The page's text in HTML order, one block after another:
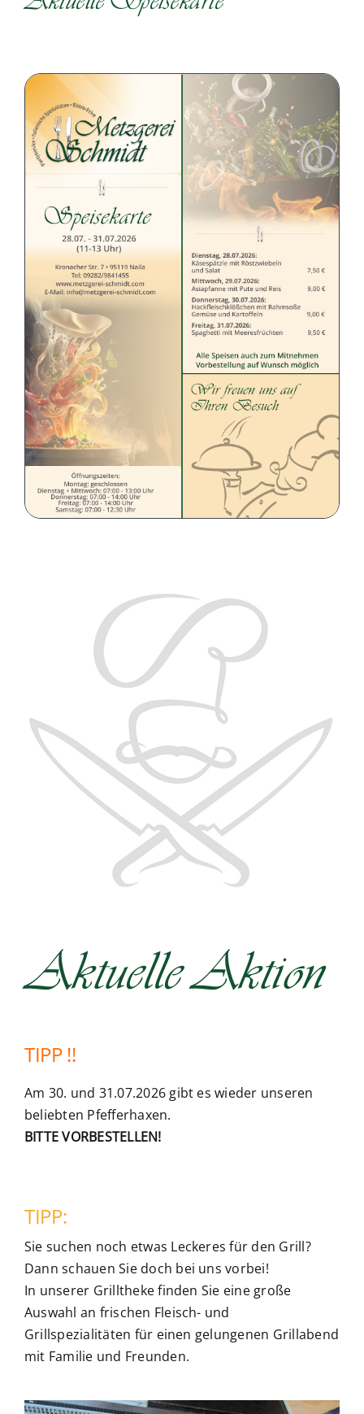
Aktuelle Aktion
TIPP !!
Am 30. und 31.07.2026 gibt es wieder unseren
beliebten Pfefferhaxen.
BITTE VORBESTELLEN!
TIPP:
Sie suchen noch etwas Leckeres für den Grill?
Dann schauen Sie doch bei uns vorbei!
In unserer Grilltheke finden Sie eine große
Auswahl an frischen Fleisch- und
Grillspezialitäten für einen gelungenen Grillabend
mit Familie und Freunden.